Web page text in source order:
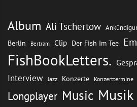
Album Ali Tschertow
Berlin Bertram Clip Der Fish Im Tee
FishBookLetters.
Interview Jazz Konzerte Konzerttermine
Longplayer Music Musik